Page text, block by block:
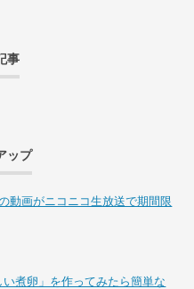
事
ップ
動画がニコニコ生放送で期間限
い煮卵」を作ってみたら簡単な